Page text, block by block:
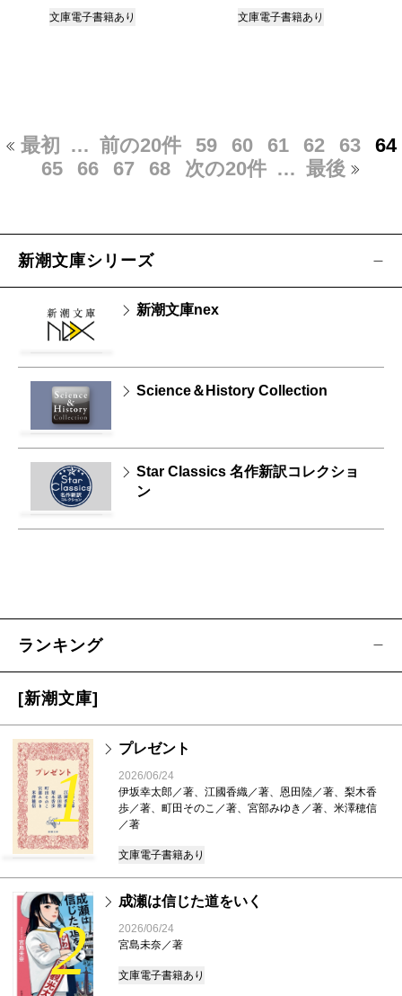
文庫電子書籍あり 文庫電子書籍あり
最初 … 前の20件 59 60 61 62 63
64
65
66 67 68 次の20件 … 最後
新潮文庫シリーズ
新潮文庫nex
Science＆History Collection
Star Classics 名作新訳コレクショ
ン
ランキング
[新潮文庫]
1
プレゼント
2026/06/24
伊坂幸太郎／著、江國香織／著、恩田陸／著、梨木香
歩／著、町田そのこ／著、宮部みゆき／著、米澤穂信
／著
文庫電子書籍あり
2
成瀬は信じた道をいく
2026/06/24
宮島未奈／著
文庫電子書籍あり